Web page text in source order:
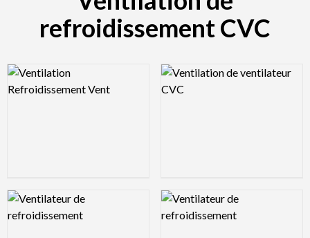
refroidissement CVC
Logo Preview Image Logo Preview Image
Logo Preview Image Logo Preview Image